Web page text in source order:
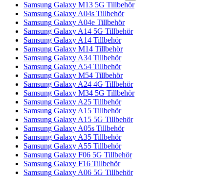
Samsung Galaxy M13 5G Tillbehör
Samsung Galaxy A04s Tillbehör
Samsung Galaxy A04e Tillbehör
Samsung Galaxy A14 5G Tillbehör
Samsung Galaxy A14 Tillbehör
Samsung Galaxy M14 Tillbehör
Samsung Galaxy A34 Tillbehör
Samsung Galaxy A54 Tillbehör
Samsung Galaxy M54 Tillbehör
Samsung Galaxy A24 4G Tillbehör
Samsung Galaxy M34 5G Tillbehör
Samsung Galaxy A25 Tillbehör
Samsung Galaxy A15 Tillbehör
Samsung Galaxy A15 5G Tillbehör
Samsung Galaxy A05s Tillbehör
Samsung Galaxy A35 Tillbehör
Samsung Galaxy A55 Tillbehör
Samsung Galaxy F06 5G Tillbehör
Samsung Galaxy F16 Tillbehör
Samsung Galaxy A06 5G Tillbehör